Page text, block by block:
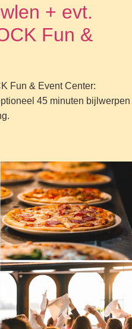
+ evt.
Fun &
Fun & Event Center:
45 minuten bijlwerpen